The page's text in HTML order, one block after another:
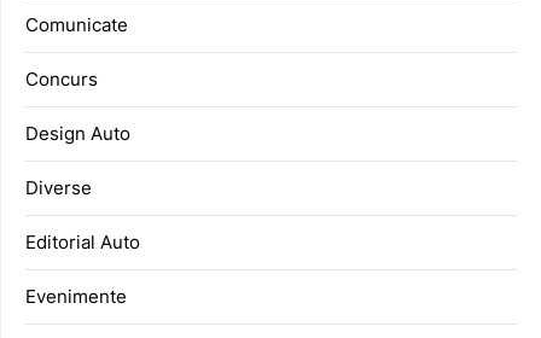
Comunicate
Concurs
Design Auto
Diverse
Editorial Auto
Evenimente